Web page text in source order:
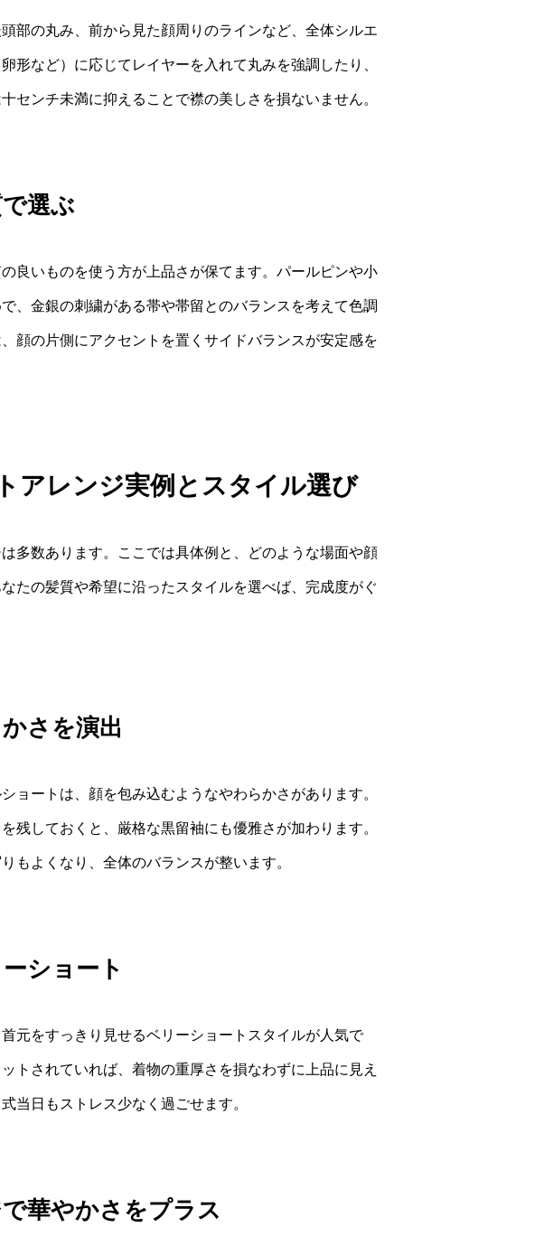
部の丸み、前から見た顔周りのラインなど、全体シルエ
形など）に応じてレイヤーを入れて丸みを強調したり、
センチ未満に抑えることで襟の美しさを損ないません。
選ぶ
良いものを使う方が上品さが保てます。パールピンや小
、金銀の刺繍がある帯や帯留とのバランスを考えて色調
顔の片側にアクセントを置くサイドバランスが安定感を
アレンジ実例とスタイル選び
多数あります。ここでは具体例と、どのような場面や顔
たの髪質や希望に沿ったスタイルを選べば、完成度がぐ
さを演出
ョートは、顔を包み込むようなやわらかさがあります。
残しておくと、厳格な黒留袖にも優雅さが加わります。
もよくなり、全体のバランスが整います。
ショート
元をすっきり見せるベリーショートスタイルが人気で
トされていれば、着物の重厚さを損なわずに上品に見え
当日もストレス少なく過ごせます。
華やかさをプラス